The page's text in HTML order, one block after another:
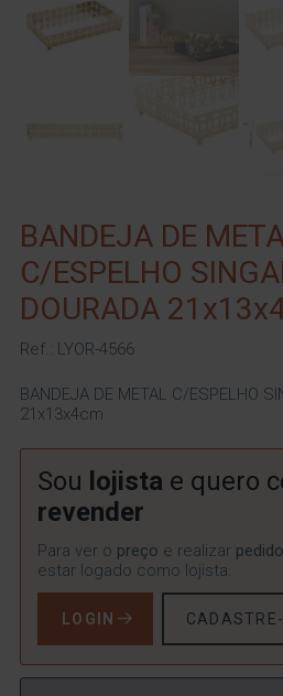
BANDEJA DE
C/ESPELHO
DOURADA
Ref.: LYOR-4566
BANDEJA DE METAL C/ESPELHO
21x13x4cm
Sou lojista e quero
revender
Para ver o preço e realizar
estar logado como lojista.
LOGIN